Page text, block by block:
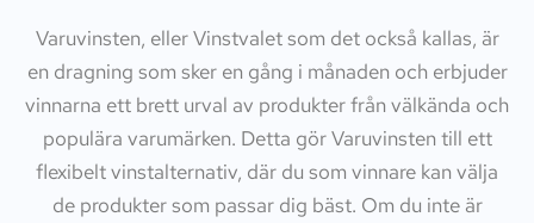
Varuvinsten, eller Vinstvalet som det också kallas, är
en dragning som sker en gång i månaden och erbjuder
vinnarna ett brett urval av produkter från välkända och
populära varumärken. Detta gör Varuvinsten till ett
flexibelt vinstalternativ, där du som vinnare kan välja
de produkter som passar dig bäst. Om du inte är